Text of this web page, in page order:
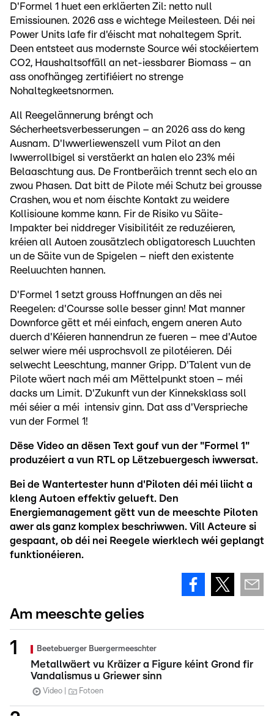
D'Formel 1 huet een erkläerten Zil: netto null
Emissiounen. 2026 ass e wichtege Meilesteen. Déi nei
Power Units lafe fir d'éischt mat nohaltegem Sprit.
Deen entsteet aus modernste Source wéi stockéiertem
CO2, Haushaltsoffäll an net-iessbarer Biomass – an
ass onofhängeg zertifiéiert no strenge
Nohaltegkeetsnormen.
All Reegelännerung bréngt och
Sécherheetsverbesserungen – an 2026 ass do keng
Ausnam. D'Iwwerliewenszell vum Pilot an den
Iwwerrollbigel si verstäerkt an halen elo 23% méi
Belaaschtung aus. De Frontberäich trennt sech elo an
zwou Phasen. Dat bitt de Pilote méi Schutz bei grousse
Crashen, wou et nom éischte Kontakt zu weidere
Kollisioune komme kann. Fir de Risiko vu Säite-
Impakter bei niddreger Visibilitéit ze reduzéieren,
kréien all Autoen zousätzlech obligatoresch Luuchten
un de Säite vun de Spigelen – nieft den existente
Reeluuchten hannen.
D'Formel 1 setzt grouss Hoffnungen an dës nei
Reegelen: d'Coursse solle besser ginn! Mat manner
Downforce gëtt et méi einfach, engem aneren Auto
duerch d'Kéieren hannendrun ze fueren – mee d'Autoe
selwer wiere méi usprochsvoll ze pilotéieren. Déi
selwecht Leeschtung, manner Gripp. D'Talent vun de
Pilote wäert nach méi am Mëttelpunkt stoen – méi
dacks um Limit. D'Zukunft vun der Kinneksklass soll
méi séier a méi intensiv ginn. Dat ass d'Versprieche
vun der Formel 1!
Dëse Video an dësen Text gouf vun der "Formel 1"
produzéiert a vun RTL op Lëtzebuergesch iwwersat.
Bei de Wantertester hunn d'Piloten déi méi liicht a
kleng Autoen effektiv gelueft. Den
Energiemanagement gëtt vun de meeschte Piloten
awer als ganz komplex beschriwwen. Vill Acteure si
gespaant, ob déi nei Reegele wierklech wéi geplangt
funktionéieren.
Am meeschte gelies
Beetebuerger Buergermeeschter
Metallwäert vu Kräizer a Figure kéint Grond fir
Vandalismus u Griewer sinn
Video Fotoen